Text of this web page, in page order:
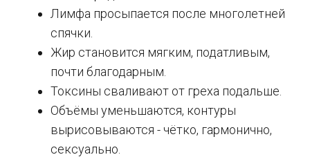
Лимфа просыпается после многолетней
спячки.
Жир становится мягким, податливым,
почти благодарным.
Токсины сваливают от греха подальше.
Объёмы уменьшаются, контуры
вырисовываются - чётко, гармонично,
сексуально.